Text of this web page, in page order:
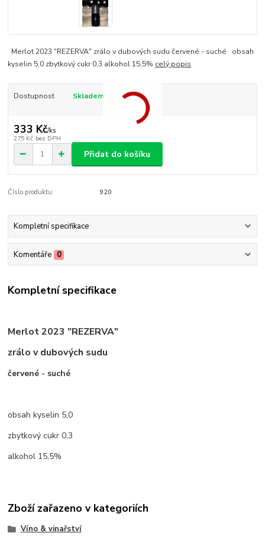
Merlot 2023 "REZERVA" zrálo v dubových sudu červené - suché obsah
kyselin 5,0 zbytkový cukr 0,3 alkohol 15,5% celý popis
Dostupnost Skladem
333 Kč/ks
275 Kč bez DPH
Přidat do košíku
Číslo produktu: 920
Kompletní specifikace
Komentáře 0
Kompletní specifikace
Merlot 2023 "REZERVA"
zrálo v dubových sudu
červené - suché
obsah kyselin 5,0
zbytkový cukr 0,3
alkohol 15,5%
Zboží zařazeno v kategoriích
Víno & vinařství